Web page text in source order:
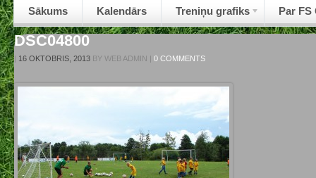
Sākums Kalendārs Treniņu grafiks Par FS
DSC04800
| 16 OKTOBRIS, 2013 BY WEB ADMIN | 0 COMMENTS